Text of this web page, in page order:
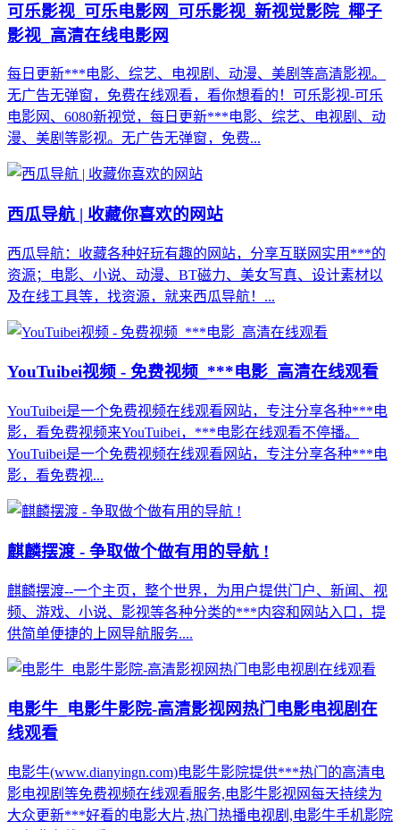
可乐影视_可乐电影网_可乐影视_新视觉影院_椰子
影视_高清在线电影网
每日更新***电影、综艺、电视剧、动漫、美剧等高清影视。
无广告无弹窗，免费在线观看，看你想看的！可乐影视-可乐
电影网、6080新视觉，每日更新***电影、综艺、电视剧、动
漫、美剧等影视。无广告无弹窗，免费...
西瓜导航 | 收藏你喜欢的网站
西瓜导航：收藏各种好玩有趣的网站，分享互联网实用***的
资源；电影、小说、动漫、BT磁力、美女写真、设计素材以
及在线工具等，找资源，就来西瓜导航！...
YouTuibei视频 - 免费视频_***电影_高清在线观看
YouTuibei是一个免费视频在线观看网站，专注分享各种***电
影，看免费视频来YouTuibei，***电影在线观看不停播。
YouTuibei是一个免费视频在线观看网站，专注分享各种***电
影，看免费视...
麒麟摆渡 - 争取做个做有用的导航 !
麒麟摆渡--一个主页，整个世界，为用户提供门户、新闻、视
频、游戏、小说、影视等各种分类的***内容和网站入口，提
供简单便捷的上网导航服务....
电影牛_电影牛影院-高清影视网热门电影电视剧在
线观看
电影牛(www.dianyingn.com)电影牛影院提供***热门的高清电
影电视剧等免费视频在线观看服务,电影牛影视网每天持续为
大众更新***好看的电影大片,热门热播电视剧,电影牛手机影院